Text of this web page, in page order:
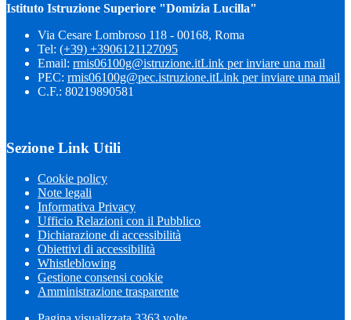
Istituto Istruzione Superiore "Domizia Lucilla"
Via Cesare Lombroso 118 - 00168, Roma
Tel: (+39) +3906121127095
Email: rmis06100g@istruzione.itLink per inviare una mail
PEC: rmis06100g@pec.istruzione.itLink per inviare una mail
C.F.: 80219890581
Sezione Link Utili
Cookie policy
Note legali
Informativa Privacy
Ufficio Relazioni con il Pubblico
Dichiarazione di accessibilità
Obiettivi di accessibilità
Whistleblowing
Gestione consensi cookie
Amministrazione trasparente